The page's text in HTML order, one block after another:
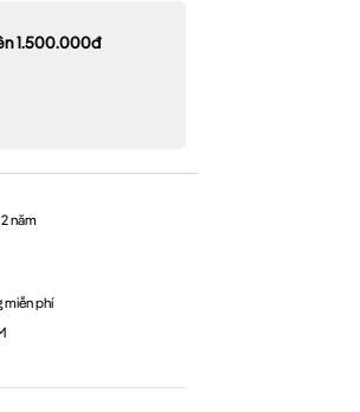
1.500.000đ
năm
miễn phí